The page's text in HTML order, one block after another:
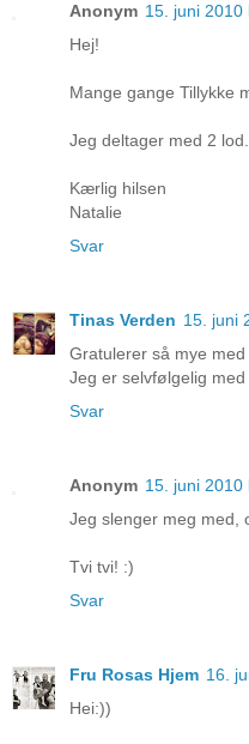
Anonym 15. juni 2010
Hej!
Mange gange Tillykke
Jeg deltager med 2 lod.
Kærlig hilsen
Natalie
Svar
Tinas Verden 15. juni
Gratulerer så mye
Jeg er selvfølgelig
Svar
Anonym 15. juni 2010
Jeg slenger meg med,
Tvi tvi! :)
Svar
Fru Rosas Hjem 16.
Hei:))